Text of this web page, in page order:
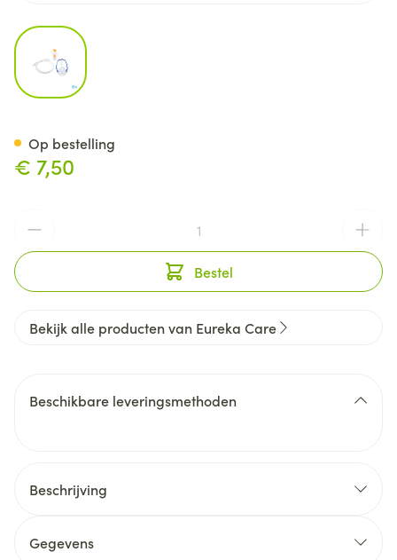
View larger image
€ 7,50
Bestel
Op bestelling
Bekijk alle producten van Eureka Care
Beschikbare leveringsmethoden
Beschrijving
Gegevens